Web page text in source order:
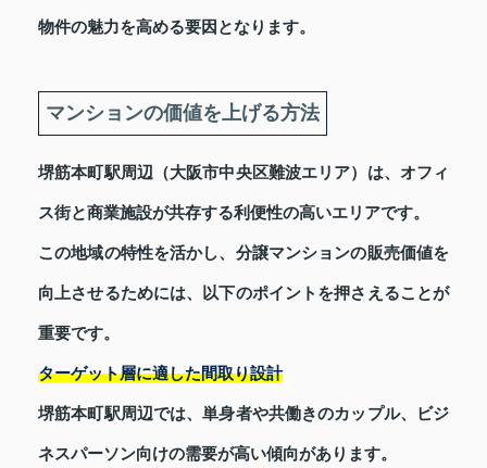
物件の魅力を高める要因となります。
マンションの価値を上げる方法
堺筋本町駅周辺（大阪市中央区難波エリア）は、オフィ
ス街と商業施設が共存する利便性の高いエリアです。
この地域の特性を活かし、分譲マンションの販売価値を
向上させるためには、以下のポイントを押さえることが
重要です。
ターゲット層に適した間取り設計
堺筋本町駅周辺では、単身者や共働きのカップル、ビジ
ネスパーソン向けの需要が高い傾向があります。